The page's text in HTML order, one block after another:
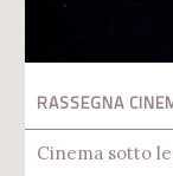
RASSEGNA
Cinema sotto